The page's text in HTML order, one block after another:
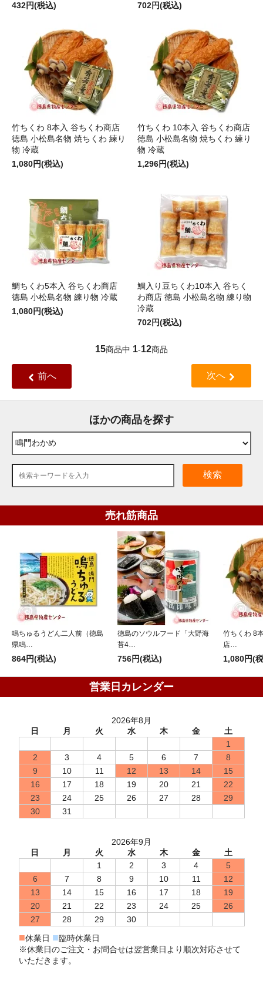
432円(税込)
702円(税込)
竹ちくわ 8本入 谷ちくわ商店
徳島 小松島名物 焼ちくわ 練り
物 冷蔵
1,080円(税込)
竹ちくわ 10本入 谷ちくわ商店
徳島 小松島名物 焼ちくわ 練り
物 冷蔵
1,296円(税込)
鯛ちくわ5本入 谷ちくわ商店
徳島 小松島名物 練り物 冷蔵
1,080円(税込)
鯛入り豆ちくわ10本入 谷ちく
わ商店 徳島 小松島名物 練り物
冷蔵
702円(税込)
15商品中 1-12商品
前へ 次へ
ほかの商品を探す
検索
売れ筋商品
鳴ちゅるうどん二人前（徳島
県鳴…
864円(税込)
徳島のソウルフード「大野海
苔4…
756円(税込)
竹ちくわ 8
店…
1,080円(
営業日カレンダー
2026年8月
日
月 火 水 木 金
土
1
2
3 4 5 6 7
8
9
10 11 12 13 14
15
16
17 18 19 20 21
22
23
24 25 26 27 28
29
30
31
2026年9月
日
月 火 水 木 金
土
1
2 3 4
5
6
7 8 9 10 11
12
13
14 15 16 17 18
19
20
21 22 23 24 25
26
27
28 29 30
■休業日 ■臨時休業日
※休業日のご注文・お問合せは翌営業日より順次対応させて
いただきます。